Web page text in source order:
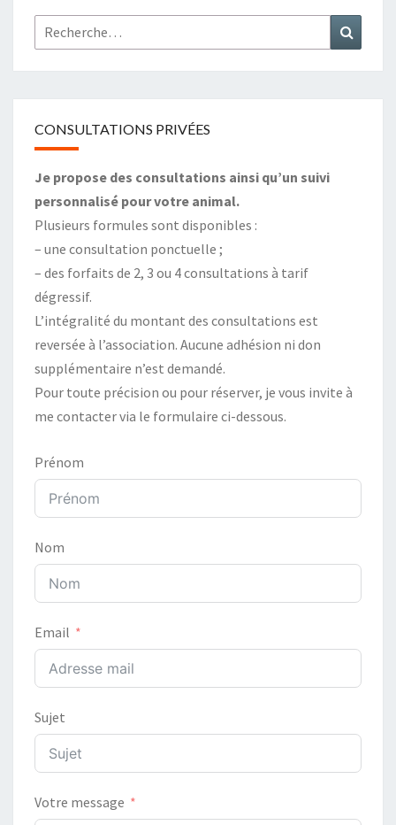
Rechercher :
CONSULTATIONS PRIVÉES
Je propose des consultations ainsi qu’un suivi
personnalisé pour votre animal.
Plusieurs formules sont disponibles :
– une consultation ponctuelle ;
– des forfaits de 2, 3 ou 4 consultations à tarif
dégressif.
L’intégralité du montant des consultations est
reversée à l’association. Aucune adhésion ni don
supplémentaire n’est demandé.
Pour toute précision ou pour réserver, je vous invite à
me contacter via le formulaire ci-dessous.
Prénom
Nom
Email
Sujet
Votre message